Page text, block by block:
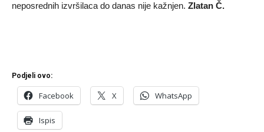
neposrednih izvršilaca do danas nije kažnjen. Zlatan Č.
Podjeli ovo:
Facebook X WhatsApp
Ispis